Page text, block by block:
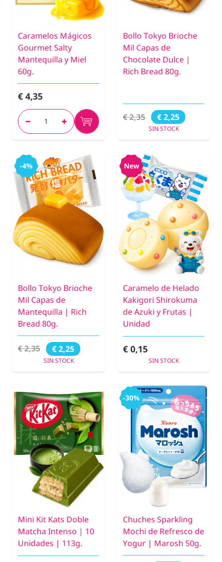
Caramelos Mágicos
Gourmet Salty
Mantequilla y Miel
60g.
€ 4,35
Bollo Tokyo Brioche
Mil Capas de
Chocolate Dulce |
Rich Bread 80g.
€ 2,35 € 2,25
SIN STOCK
-4%
Bollo Tokyo Brioche
Mil Capas de
Mantequilla | Rich
Bread 80g.
€ 2,35 € 2,25
SIN STOCK
New
Caramelo de Helado
Kakigori Shirokuma
de Azuki y Frutas |
Unidad
€ 0,15
SIN STOCK
Mini Kit Kats Doble
Matcha Intenso | 10
Unidades | 113g.
-30%
Chuches Sparkling
Mochi de Refresco de
Yogur | Marosh 50g.